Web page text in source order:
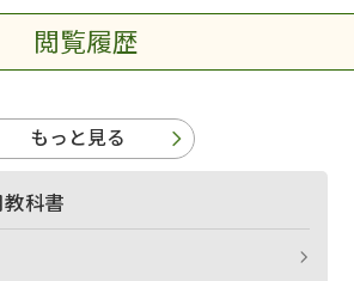
閲覧履歴
もっと見る
科書